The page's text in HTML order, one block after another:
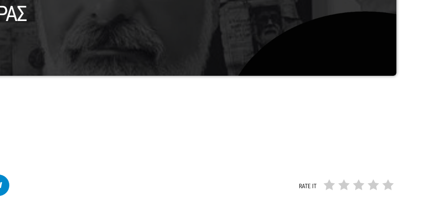
μου, εκφράζομαι μέσα από την μουσική και ένα μικρόφωνο και σκέφτομαι με μια κόλα χαρτί έστω και αν αυτή είναι σε μια
RATE IT